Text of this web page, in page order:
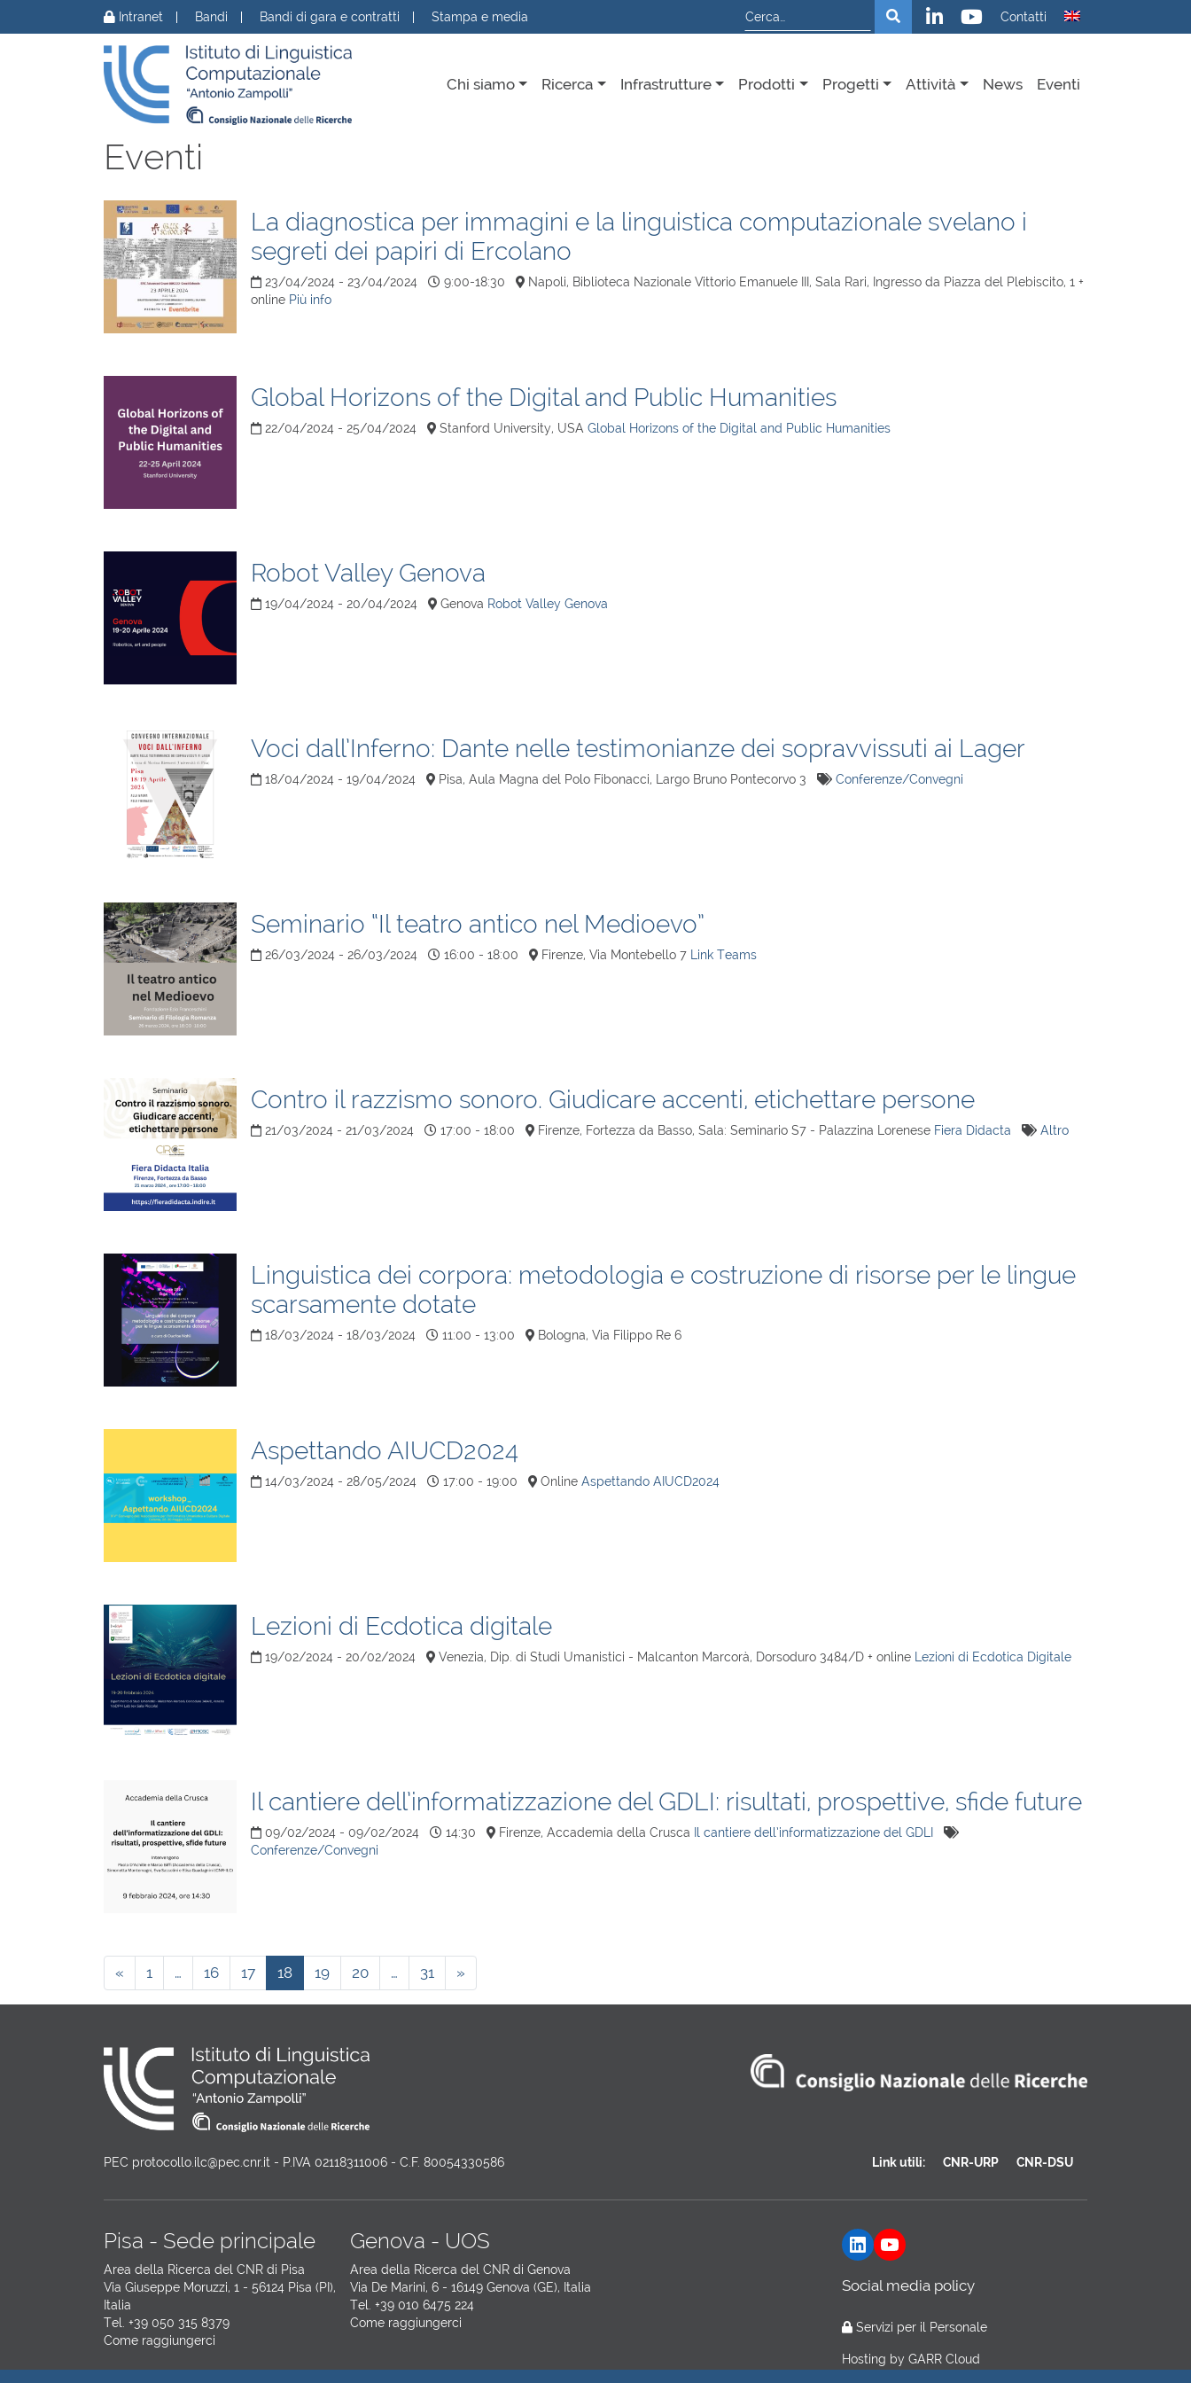
Vai al contenuto Intranet Bandi Bandi di gara e contratti Stampa e media Cerca Contatti
Chi siamo Ricerca Infrastrutture Prodotti Progetti Attività News Eventi
Eventi
La diagnostica per immagini e la linguistica computazionale svelano i
segreti dei papiri di Ercolano
23/04/2024 - 23/04/2024 9:00-18:30
Napoli, Biblioteca Nazionale Vittorio Emanuele III, Sala Rari, Ingresso da Piazza del Plebiscito, 1 +
online Più info
Global Horizons of the Digital and Public Humanities
22/04/2024 - 25/04/2024 Stanford University, USA Global Horizons of the Digital and Public Humanities
Robot Valley Genova
19/04/2024 - 20/04/2024 Genova Robot Valley Genova
Voci dall’Inferno: Dante nelle testimonianze dei sopravvissuti ai Lager
18/04/2024 - 19/04/2024 Pisa, Aula Magna del Polo Fibonacci, Largo Bruno Pontecorvo 3 Conferenze/Convegni
Seminario “Il teatro antico nel Medioevo”
26/03/2024 - 26/03/2024 16:00 - 18:00 Firenze, Via Montebello 7 Link Teams
Contro il razzismo sonoro. Giudicare accenti, etichettare persone
21/03/2024 - 21/03/2024 17:00 - 18:00 Firenze, Fortezza da Basso, Sala: Seminario S7 - Palazzina Lorenese Fiera Didacta Altro
Linguistica dei corpora: metodologia e costruzione di risorse per le lingue
scarsamente dotate
18/03/2024 - 18/03/2024 11:00 - 13:00 Bologna, Via Filippo Re 6
Aspettando AIUCD2024
14/03/2024 - 28/05/2024 17:00 - 19:00 Online Aspettando AIUCD2024
Lezioni di Ecdotica digitale
19/02/2024 - 20/02/2024 Venezia, Dip. di Studi Umanistici - Malcanton Marcorà, Dorsoduro 3484/D + online Lezioni di Ecdotica Digitale
Il cantiere dell’informatizzazione del GDLI: risultati, prospettive, sfide future
09/02/2024 - 09/02/2024 14:30 Firenze, Accademia della Crusca Il cantiere dell’informatizzazione del GDLI
Conferenze/Convegni
« 1 … 16 17 18 19 20 … 31 »
PEC protocollo.ilc@pec.cnr.it - P.IVA 02118311006 - C.F. 80054330586 Link utili: CNR-URP CNR-DSU
Pisa - Sede principale
Area della Ricerca del CNR di Pisa
Via Giuseppe Moruzzi, 1 - 56124 Pisa (PI),
Italia
Tel. +39 050 315 8379
Come raggiungerci
Genova - UOS
Area della Ricerca del CNR di Genova
Via De Marini, 6 - 16149 Genova (GE), Italia
Tel. +39 010 6475 224
Come raggiungerci
LinkedIn YouTube
Social media policy
Servizi per il Personale
Hosting by GARR Cloud